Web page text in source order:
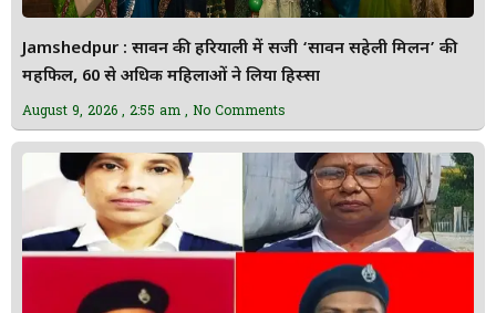
Jamshedpur : सावन की हरियाली में सजी ‘सावन सहेली मिलन’ की
महफिल, 60 से अधिक महिलाओं ने लिया हिस्सा
August 9, 2026 2:55 am No Comments